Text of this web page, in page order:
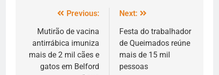
Previous:
Mutirão de vacina
antirrábica imuniza
mais de 2 mil cães e
gatos em Belford
Next:
Festa do trabalhador
de Queimados reúne
mais de 15 mil
pessoas